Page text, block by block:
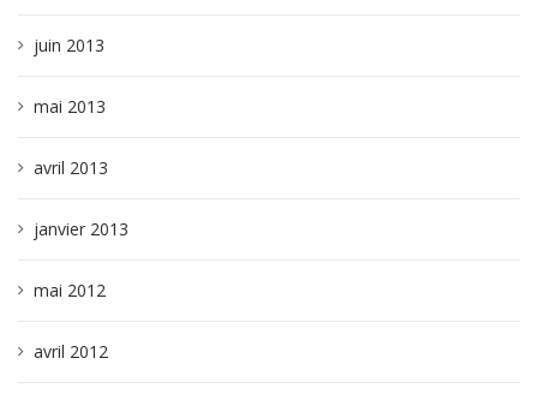
juin 2013
mai 2013
avril 2013
janvier 2013
mai 2012
avril 2012